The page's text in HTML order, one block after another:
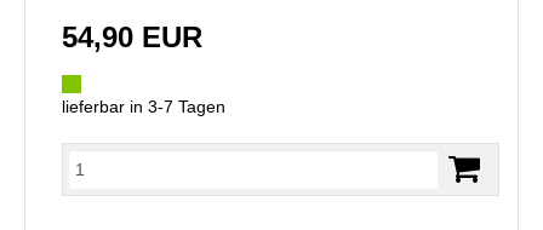
54,90 EUR
lieferbar in 3-7 Tagen